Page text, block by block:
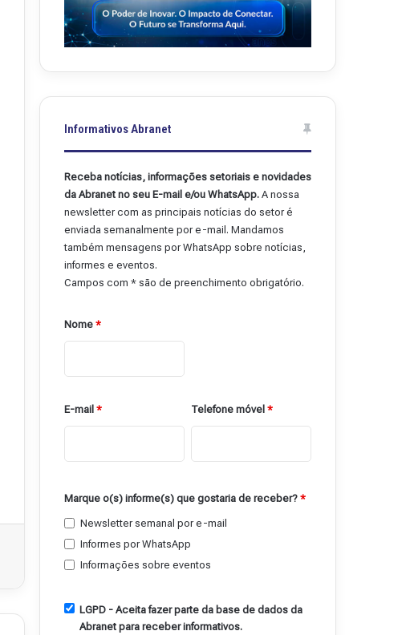
Informativos Abranet
Receba notícias, informações setoriais e novidades
da Abranet no seu E-mail e/ou WhatsApp.A nossa
newsletter com as principais notícias do setor é
enviada semanalmente por e-mail. Mandamos
também mensagens por WhatsApp sobre notícias,
informes e eventos.
Campos com * são de preenchimento obrigatório.
Nome*
E-mail* Telefone móvel *
Marque o(s) informe(s) que gostaria de receber?*
Newsletter semanal por e-mail
Informes por WhatsApp
Informações sobre eventos
LGPD - Aceita fazer parte da base de dados da
Abranet para receber informativos.